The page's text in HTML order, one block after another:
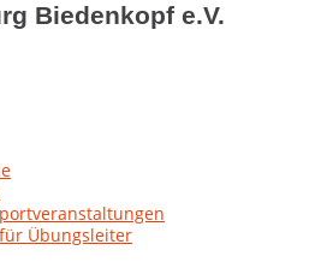
Biedenkopf e.V.
Übungsleiter